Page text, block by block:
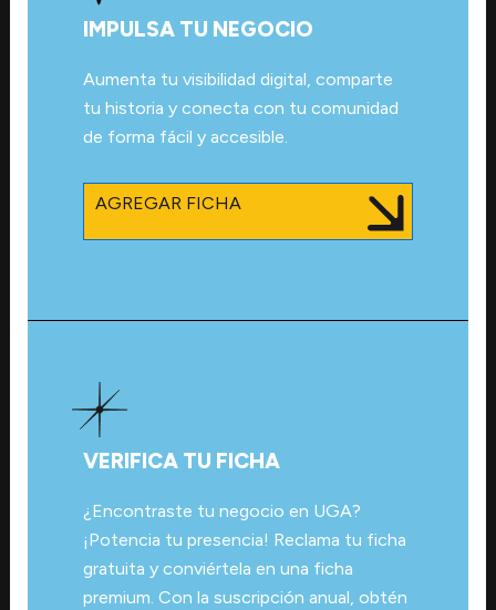
IMPULSA TU NEGOCIO
Aumenta tu visibilidad digital, comparte
tu historia y conecta con tu comunidad
de forma fácil y accesible.
AGREGAR FICHA
VERIFICA TU FICHA
¿Encontraste tu negocio en UGA?
¡Potencia tu presencia! Reclama tu ficha
gratuita y conviértela en una ficha
premium. Con la suscripción anual, obtén